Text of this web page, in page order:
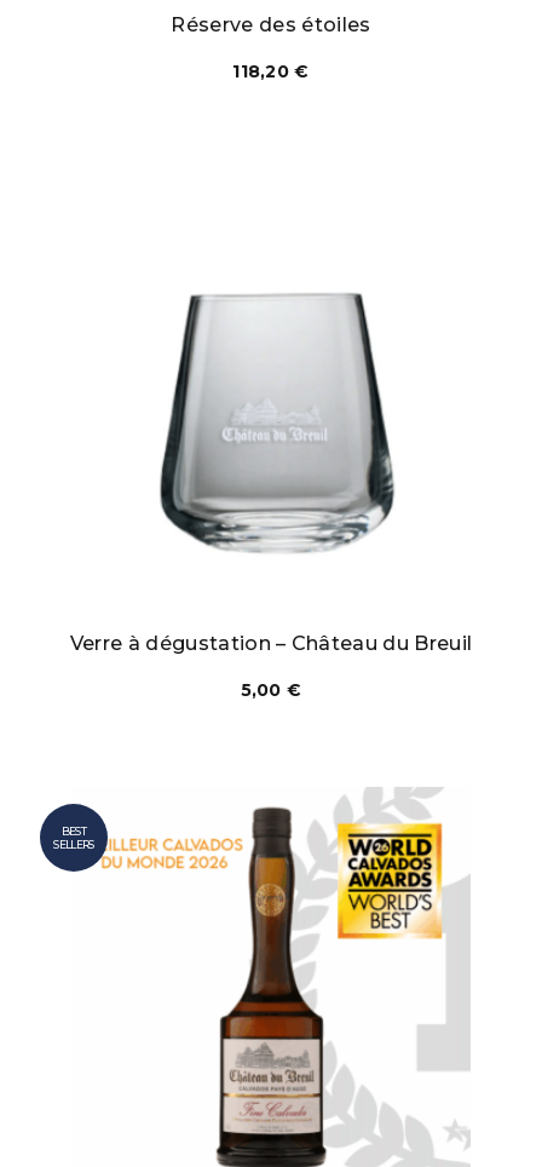
Réserve des étoiles
118,20€
Verre à dégustation – Château du Breuil
5,00€
BEST
SELLERS